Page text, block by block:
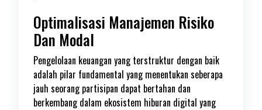
Optimalisasi Manajemen Risiko
Dan Modal
Pengelolaan keuangan yang terstruktur dengan baik
adalah pilar fundamental yang menentukan seberapa
jauh seorang partisipan dapat bertahan dan
berkembang dalam ekosistem hiburan digital yang